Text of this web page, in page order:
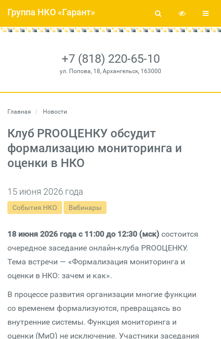
+7 (818) 220-65-10
ул. Попова, 18, Архангельск, 163000
Группа НКО «Гарант»
Главная Новости
Клуб PROОЦЕНКУ обсудит
формализацию мониторинга и
оценки в НКО
15 июня 2026 года
События НКО Вебинары
18 июня 2026 года с 11:00 до 12:30 (мск) состоится
очередное заседание онлайн-клуба PROОЦЕНКУ.
Тема встречи — «Формализация мониторинга и
оценки в НКО: зачем и как».
В процессе развития организации многие функции
со временем формализуются, превращаясь во
внутренние системы. Функция мониторинга и
оценки (МиО) не исключение. Участники заседания